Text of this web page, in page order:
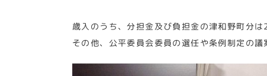
歳入のうち、分担金及び負担金の津和野町分
その他、公平委員会委員の選任や条例制定の